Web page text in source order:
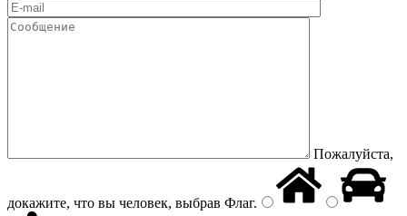
Пожалуйста,
докажите, что вы человек, выбрав Флаг.